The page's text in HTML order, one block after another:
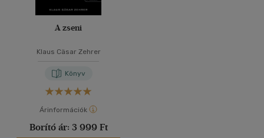
A zseni
Klaus Cäsar Zehrer
Könyv
Árinformációk
Borító ár: 3 999 Ft